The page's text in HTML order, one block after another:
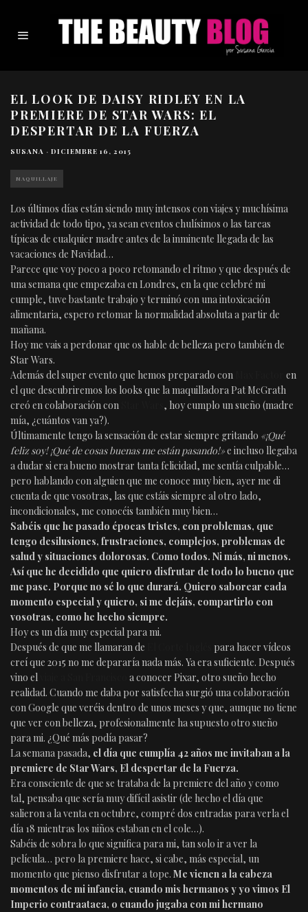
EL LOOK DE DAISY RIDLEY EN LA
PREMIERE DE STAR WARS: EL
DESPERTAR DE LA FUERZA
SUSANA · DICIEMBRE 16, 2015
MAQUILLAJE
Los últimos días están siendo muy intensos con viajes y muchísima
actividad de todo tipo, ya sean eventos chulísimos o las tareas
típicas de cualquier madre antes de la inminente llegada de las
vacaciones de Navidad…
Parece que voy poco a poco retomando el ritmo y que después de
una semana que empezaba en Londres, en la que celebré mi
cumple, tuve bastante trabajo y terminó con una intoxicación
alimentaria, espero retomar la normalidad absoluta a partir de
mañana.
Hoy me vais a perdonar que os hable de belleza pero también de
Star Wars.
Además del super evento que hemos preparado con
en
el que descubriremos los looks que la maquilladora Pat McGrath
creó en colaboración con
, hoy cumplo un sueño (madre
mía, ¿cuántos van ya?).
Últimamente tengo la sensación de estar siempre gritando «¡Qué
feliz soy! ¡Qué de cosas buenas me están pasando!»e incluso llegaba
a dudar si era bueno mostrar tanta felicidad, me sentía culpable…
pero hablando con alguien que me conoce muy bien, ayer me di
cuenta de que vosotras, las que estáis siempre al otro lado,
incondicionales, me conocéis también muy bien…
Sabéis que he pasado épocas tristes, con problemas, que
tengo desilusiones, frustraciones, complejos, problemas de
salud y situaciones dolorosas. Como todos. Ni más, ni menos.
Así que he decidido que quiero disfrutar de todo lo bueno que
me pase. Porque no sé lo que durará. Quiero saborear cada
momento especial y quiero, si me dejáis, compartirlo con
vosotras, como he hecho siempre.
Hoy es un día muy especial para mi.
Después de que me llamaran de
para hacer vídeos
creí que 2015 no me depararía nada más. Ya era suficiente. Después
vino el
a conocer Pixar, otro sueño hecho
realidad. Cuando me daba por satisfecha surgió una colaboración
con Google que veréis dentro de unos meses y que, aunque no tiene
que ver con belleza, profesionalmente ha supuesto otro sueño
para mi. ¿Qué más podía pasar?
La semana pasada, el día que cumplía 42 años me invitaban a la
premiere de Star Wars, El despertar de la Fuerza.
Era consciente de que se trataba de la premiere del año y como
tal, pensaba que sería muy difícil asistir (de hecho el día que
salieron a la venta en octubre, compré dos entradas para verla el
día 18 mientras los niños estaban en el cole…).
Sabéis de sobra lo que significa para mi, tan solo ir a ver la
película… pero la premiere hace, si cabe, más especial, un
momento que pienso disfrutar a tope. Me vienen a la cabeza
momentos de mi infancia, cuando mis hermanos y yo vimos El
Imperio contraataca, o cuando jugaba con mi hermano